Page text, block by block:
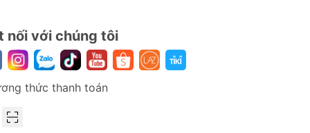
nối với chúng tôi
thức thanh toán